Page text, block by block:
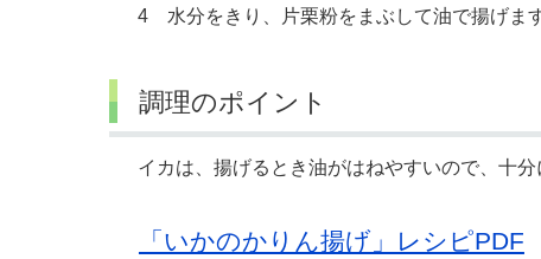
4 水分をきり、片栗粉をまぶして油で揚げます
調理のポイント
イカは、揚げるとき油がはねやすいので、十分
「いかのかりん揚げ」レシピPDF